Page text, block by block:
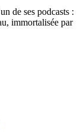
de ses podcasts :
immortalisée par